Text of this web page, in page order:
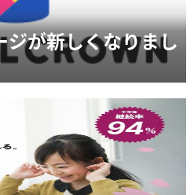
ジが新しくなりまし